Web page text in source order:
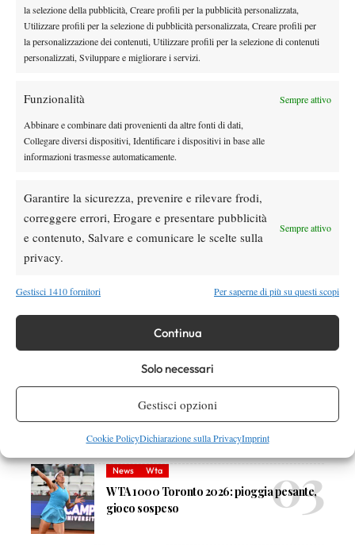
la selezione della pubblicità, Creare profili per la pubblicità personalizzata,
Utilizzare profili per la selezione di pubblicità personalizzata, Creare profili per
la personalizzazione dei contenuti, Utilizzare profili per la selezione di contenuti
personalizzati, Sviluppare e migliorare i servizi.
Funzionalità Sempre attivo
Abbinare e combinare dati provenienti da altre fonti di dati,
Collegare diversi dispositivi, Identificare i dispositivi in base alle
informazioni trasmesse automaticamente.
Garantire la sicurezza, prevenire e rilevare frodi,
correggere errori, Erogare e presentare pubblicità
e contenuto, Salvare e comunicare le scelte sulla
privacy.
Sempre attivo
Gestisci 1410 fornitori Per saperne di più su questi scopi
Continua
Solo necessari
Gestisci opzioni
Cookie PolicyDichiarazione sulla PrivacyImprint
Singolare maschile: Matteo Arnaldi, Mattia Bellucci, Matteo
Berrettini, Flavio Cobolli, Luciano Darderi, Fabio Fognini,
Lorenzo Musetti, Luca Nardi, Jannik Sinner, Lorenzo Sonego,
Singolare femminile:
Lucia Bronzetti, Elisabetta Cocciaretto,
Qualificazioni maschili:
Federico Arnaboldi, Matteo Gigante,
Francesco Maestrelli, Stefano Napolitano, Francesco Passaro,
Andrea Pellegrino, Giulio Zeppieri.
DI TENDENZA
Masters 1000 Montreal 2026: Darderi
Atp News
Masters 1000 Montreal 2026: medical time
out per Shang contro Darderi
News Wta
WTA 1000 Toronto 2026: pioggia pesante,
gioco sospeso